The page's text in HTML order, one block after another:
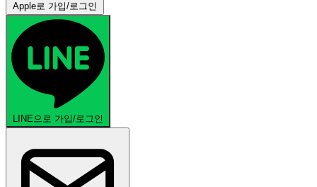
Apple로 가입/로그인
LINE으로 가입/로그인